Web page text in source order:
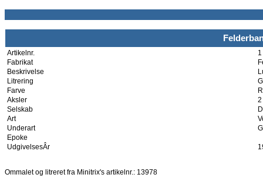
Artikelnr.
1
Fabrikat
Beskrivelse
Litrering
Farve
Aksler
2
Selskab
Art
Underart
Epoke
UdgivelsesÂr
Ommalet og litreret fra Minitrix's artikelnr.: 13978